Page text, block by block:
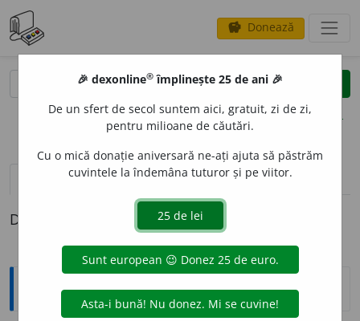
savings Donează
clear
opțiuni
definiții (1) pronunțievolume_up (50)
Definiția cu ID-ul 1015451:
Explicative DEX
🎉 dexonline® împlinește 25 de ani 🎉
De un sfert de secol suntem aici, gratuit, zi de zi,
pentru milioane de căutări.
Cu o mică donație aniversară ne-ați ajuta să păstrăm
cuvintele la îndemâna tuturor și pe viitor.